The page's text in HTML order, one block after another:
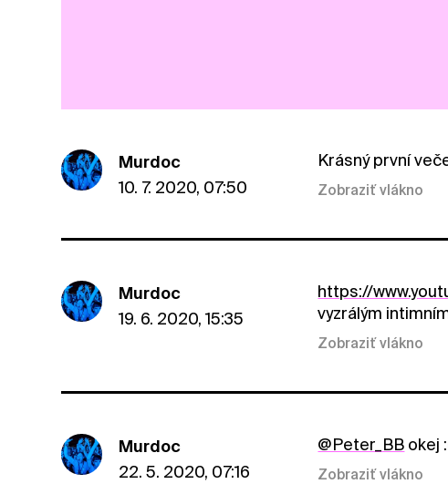
Murdoc
10. 7. 2020, 07:50
Krásný první
Zobraziť vlákno
Murdoc
19. 6. 2020, 15:35
https://
vyzrálým
Zobraziť vlákno
Murdoc
22. 5. 2020, 07:16
@Peter_BB okej
Zobraziť vlákno